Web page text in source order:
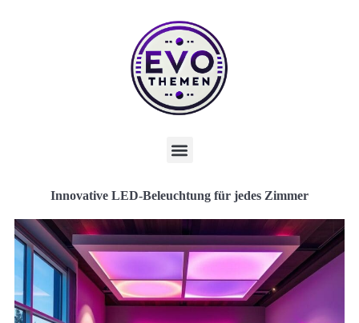
Innovative LED-Beleuchtung für jedes Zimmer